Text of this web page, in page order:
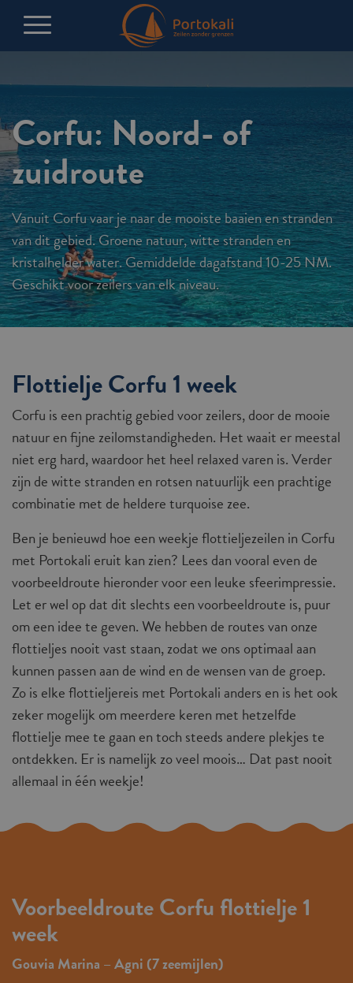
Corfu: Noord- of
zuidroute
Vanuit Corfu vaar je naar de mooiste baaien en stranden
van dit gebied. Groene natuur, witte stranden en
kristalhelder water. Gemiddelde dagafstand 10-25 NM.
Geschikt voor zeilers van elk niveau.
Flottielje Corfu 1 week
Corfu is een prachtig gebied voor zeilers, door de mooie
natuur en fijne zeilomstandigheden. Het waait er meestal
niet erg hard, waardoor het heel relaxed varen is. Verder
zijn de witte stranden en rotsen natuurlijk een prachtige
combinatie met de heldere turquoise zee.
Ben je benieuwd hoe een weekje flottieljezeilen in Corfu
met Portokali eruit kan zien? Lees dan vooral even de
voorbeeldroute hieronder voor een leuke sfeerimpressie.
Let er wel op dat dit slechts een voorbeeldroute is, puur
om een idee te geven. We hebben de routes van onze
flottieljes nooit vast staan, zodat we ons optimaal aan
kunnen passen aan de wind en de wensen van de groep.
Zo is elke flottieljereis met Portokali anders en is het ook
zeker mogelijk om meerdere keren met hetzelfde
flottielje mee te gaan en toch steeds andere plekjes te
ontdekken. Er is namelijk zo veel moois… Dat past nooit
allemaal in één weekje!
Voorbeeldroute Corfu flottielje 1
week
Gouvia Marina – Agni (7 zeemijlen)